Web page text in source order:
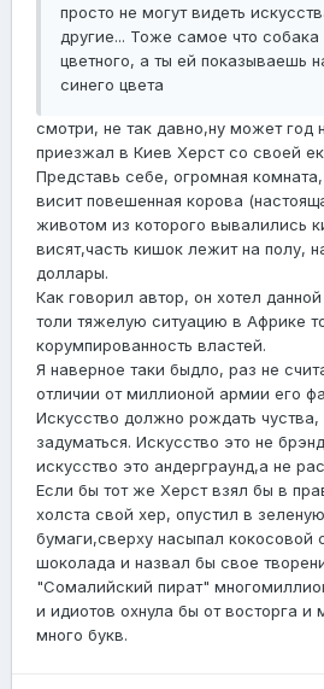
просто не могут видеть
другие... Тоже самое что
цветного, а ты ей показываешь
синего цвета
смотри, не так давно,ну может год
приезжал в Киев Херст со своей
Представь себе, огромная
висит повешенная корова
животом из которого вывалились
висят,часть кишок лежит на полу,
доллары.
Как говорил автор, он хотел
толи тяжелую ситуацию в Африке
корумпированность властей.
Я наверное таки быдло, раз не
отличии от миллионой армии его
Искусство должно рождать чуства,
задуматься. Искусство это не
искусство это андерграунд,а не
Если бы тот же Херст взял бы в
холста свой хер, опустил в
бумаги,сверху насыпал кокосовой
шоколада и назвал бы свое
"Сомалийский пират"
и идиотов охнула бы от восторга
много букв.